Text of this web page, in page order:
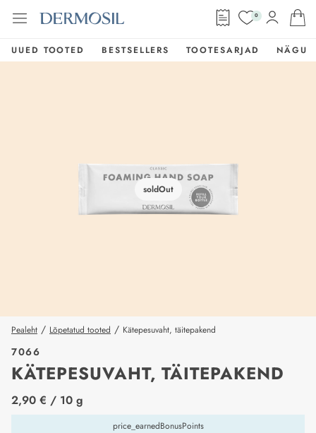
0
UUED TOOTED BESTSELLERS TOOTESARJAD NÄGU
soldOut
Pealeht / Lõpetatud tooted / Kätepesuvaht, täitepakend
7066
KÄTEPESUVAHT, TÄITEPAKEND
price_label
2,90 € / 10 g
price_earnedBonusPoints